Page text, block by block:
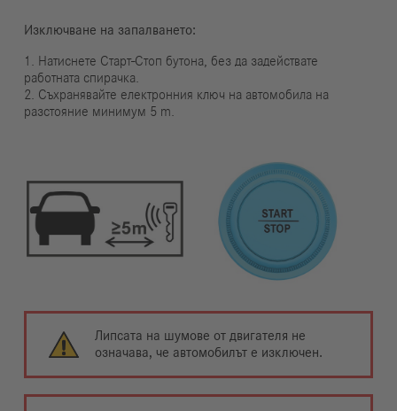
Изключване на запалването:
1. Натиснете Старт-Стоп бутона, без да задействате
работната спирачка.
2. Съхранявайте електронния ключ на автомобила на
разстояние минимум 5 m.
Липсата на шумове от двигателя не
означава, че автомобилът е изключен.